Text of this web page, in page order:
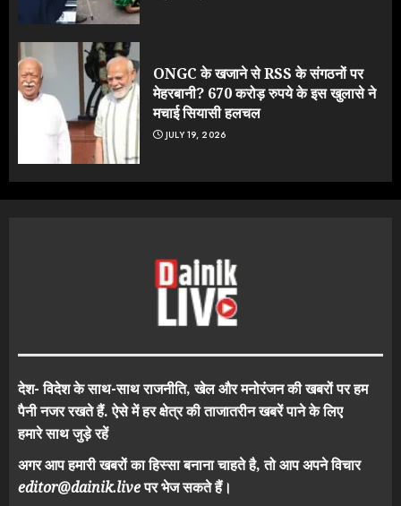
ONGC के खजाने से RSS के संगठनों पर
मेहरबानी? 670 करोड़ रुपये के इस खुलासे ने
मचाई सियासी हलचल
JULY 19, 2026
देश- विदेश के साथ-साथ राजनीति, खेल और मनोरंजन की खबरों पर हम
पैनी नजर रखते हैं. ऐसे में हर क्षेत्र की ताजातरीन खबरें पाने के लिए
हमारे साथ जुड़े रहें
अगर आप हमारी खबरों का हिस्सा बनाना चाहते है, तो आप अपने विचार
editor@dainik.liveपर भेज सकते हैं।